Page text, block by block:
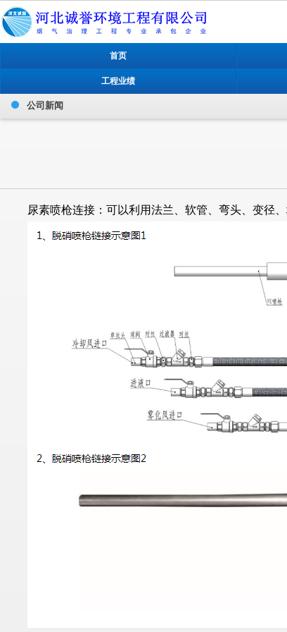
首页
工程业绩
公司新闻
尿素喷枪连接：可以利用法兰、软管、弯头、变径